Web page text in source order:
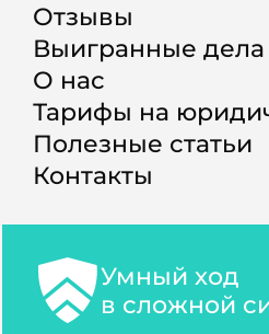
Отзывы
Выигранные дела
О нас
Тарифы на
Полезные статьи
Контакты
Умный ход
в сложной